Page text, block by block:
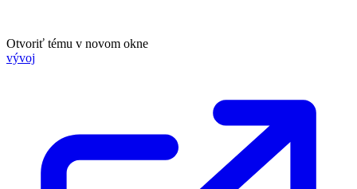
Otvoriť tému v novom okne
vývoj